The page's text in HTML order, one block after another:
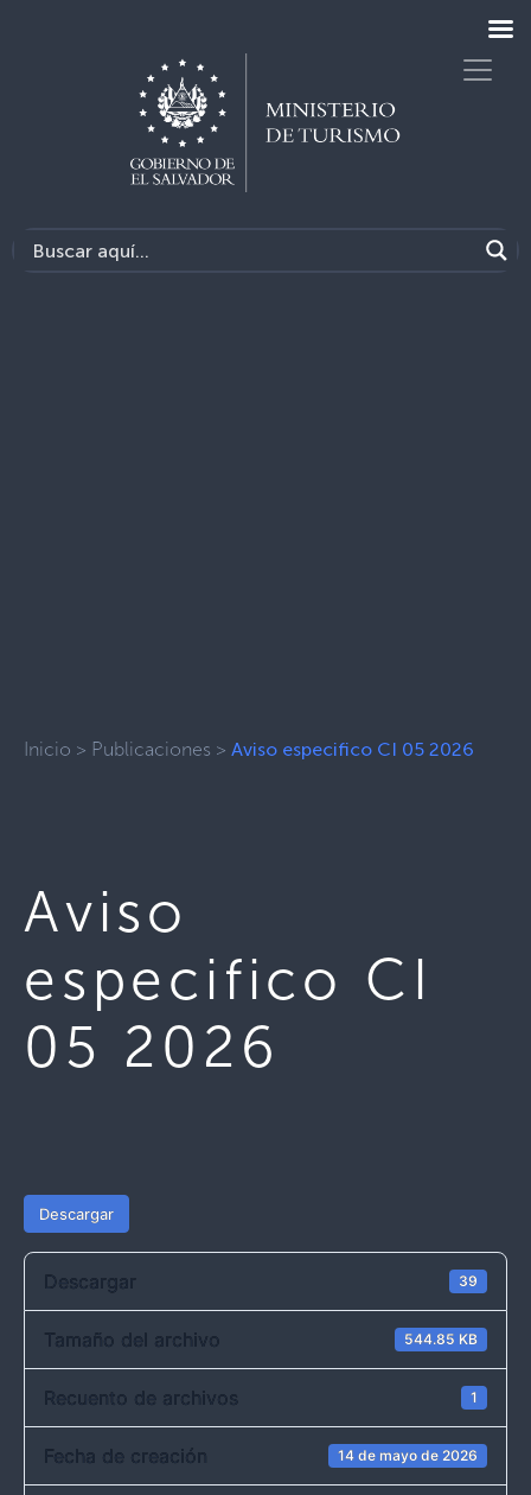
Inicio > Publicaciones > Aviso especifico CI 05 2026
Aviso
especifico CI
05 2026
Descargar
Descargar 39
Tamaño del archivo 544.85 KB
Recuento de archivos 1
Fecha de creación 14 de mayo de 2026